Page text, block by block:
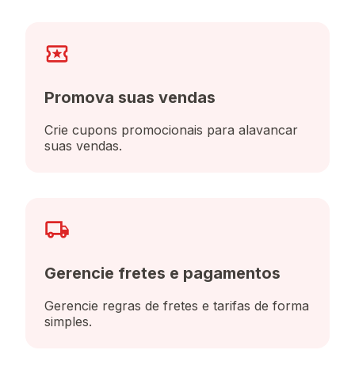
Promova suas vendas
Crie cupons promocionais para alavancar
suas vendas.
Gerencie fretes e pagamentos
Gerencie regras de fretes e tarifas de forma
simples.